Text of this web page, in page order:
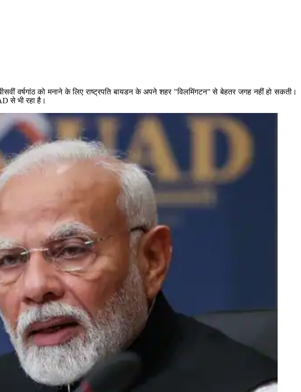
को मनाने के लिए राष्ट्रपति बायडन के अपने शहर "विलमिंगटन” से बेहतर जगह नहीं हो सकती।
से भी रहा है।